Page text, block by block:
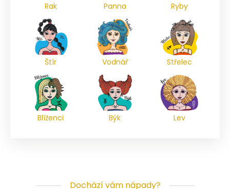
Rak Panna Ryby
Štír Vodnář Střelec
Blíženci Býk Lev
Dochází vám nápady?